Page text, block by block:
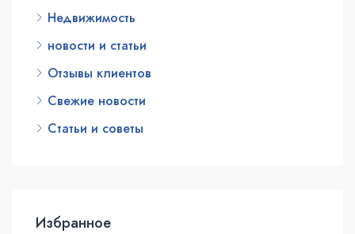
Недвижимость
новости и статьи
Отзывы клиентов
Свежие новости
Статьи и советы
Избранное